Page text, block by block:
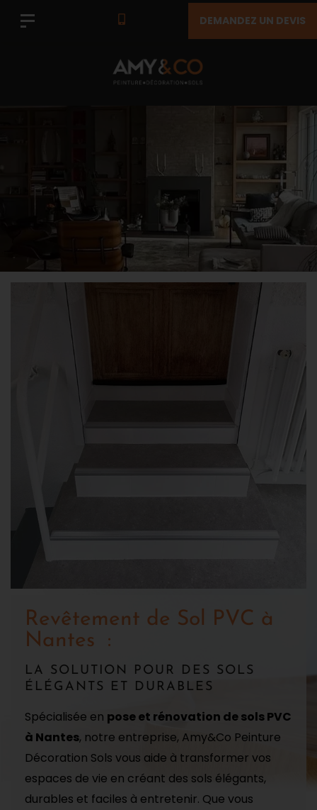
DEMANDEZ UN DEVIS
Revêtement de Sol PVC à
Nantes :
LA SOLUTION POUR DES SOLS
ÉLÉGANTS ET DURABLES
Spécialisée en pose et rénovation de sols PVC
à Nantes, notre entreprise, Amy&Co Peinture
Décoration Sols vous aide à transformer vos
espaces de vie en créant des sols élégants,
durables et faciles à entretenir. Que vous